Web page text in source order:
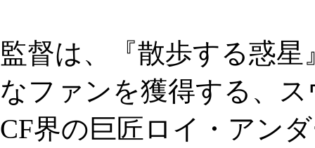
監督は、『散歩する惑
なファンを獲得する、
CF界の巨匠ロイ・アン